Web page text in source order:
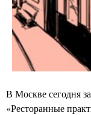
В Москве сегодня
«Ресторанные